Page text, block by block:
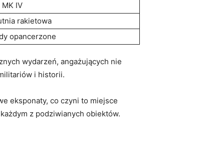
MK⁣ IV
rakietowa
opancerzone
wydarzeń, angażujących nie
⁤i historii.
eksponaty, co⁣ czyni‌ to miejsce
‍z​ podziwianych obiektów.